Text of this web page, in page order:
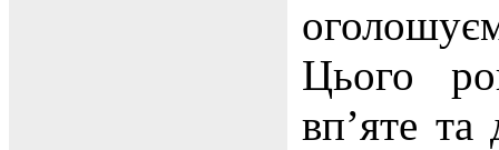
Цього
вп’яте та